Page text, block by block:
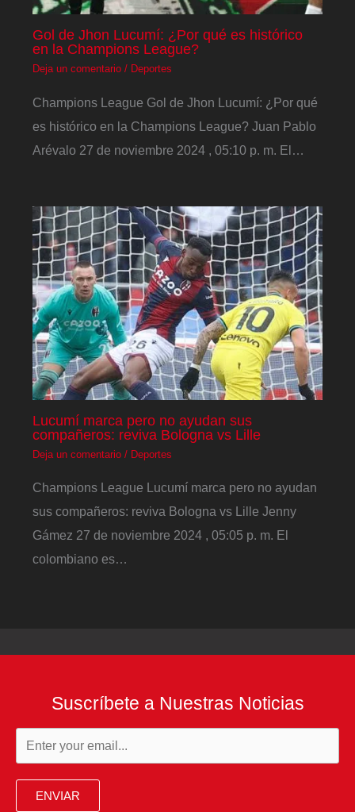
Gol de Jhon Lucumí: ¿Por qué es histórico
en la Champions League?
Deja un comentario / Deportes
Champions League Gol de Jhon Lucumí: ¿Por qué
es histórico en la Champions League? Juan Pablo
Arévalo 27 de noviembre 2024 , 05:10 p. m. El…
Lucumí marca pero no ayudan sus
compañeros: reviva Bologna vs Lille
Deja un comentario / Deportes
Champions League Lucumí marca pero no ayudan
sus compañeros: reviva Bologna vs Lille Jenny
Gámez 27 de noviembre 2024 , 05:05 p. m. El
colombiano es…
Suscríbete a Nuestras Noticias
ENVIAR